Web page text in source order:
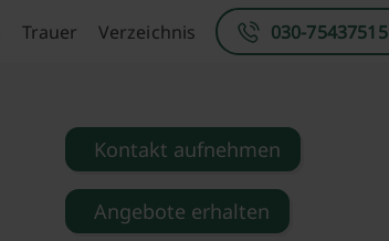
Trauer Verzeichnis 030-75437515
Kontakt aufnehmen
Angebote erhalten